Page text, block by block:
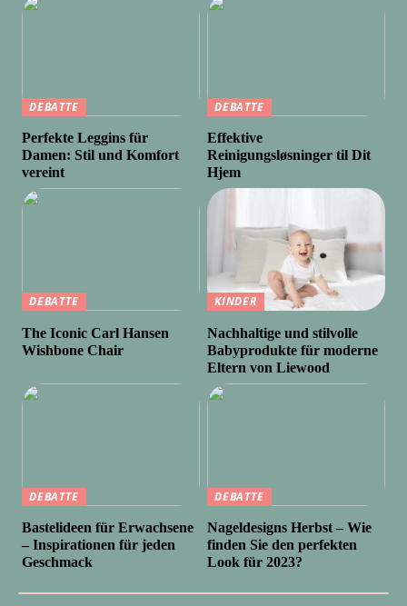
DEBATTE
Perfekte Leggins für
Damen: Stil und Komfort
vereint
DEBATTE
Effektive
Reinigungsløsninger til Dit
Hjem
DEBATTE
The Iconic Carl Hansen
Wishbone Chair
KINDER
Nachhaltige und stilvolle
Babyprodukte für moderne
Eltern von Liewood
DEBATTE
Bastelideen für Erwachsene
– Inspirationen für jeden
Geschmack
DEBATTE
Nageldesigns Herbst – Wie
finden Sie den perfekten
Look für 2023?